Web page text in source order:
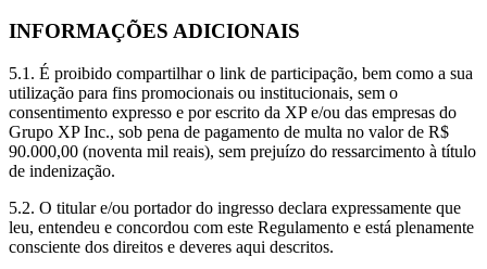
INFORMAÇÕES ADICIONAIS
5.1. É proibido compartilhar o link de participação, bem como a sua
utilização para fins promocionais ou institucionais, sem o
consentimento expresso e por escrito da XP e/ou das empresas do
Grupo XP Inc., sob pena de pagamento de multa no valor de R$
90.000,00 (noventa mil reais), sem prejuízo do ressarcimento à título
de indenização.
5.2. O titular e/ou portador do ingresso declara expressamente que
leu, entendeu e concordou com este Regulamento e está plenamente
consciente dos direitos e deveres aqui descritos.